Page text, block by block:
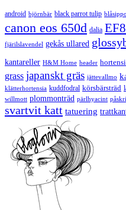
android björnbär black parrot tulip
canon eos 650d dalia
fjärilslavendel gekås ullared
kantareller H&M Home header
grass japanskt gräs jättevallmo
klätterhortensia kuddfodral körsbärsträd
willmott plommonträd pärlhyacint
svartvit katt tatuering